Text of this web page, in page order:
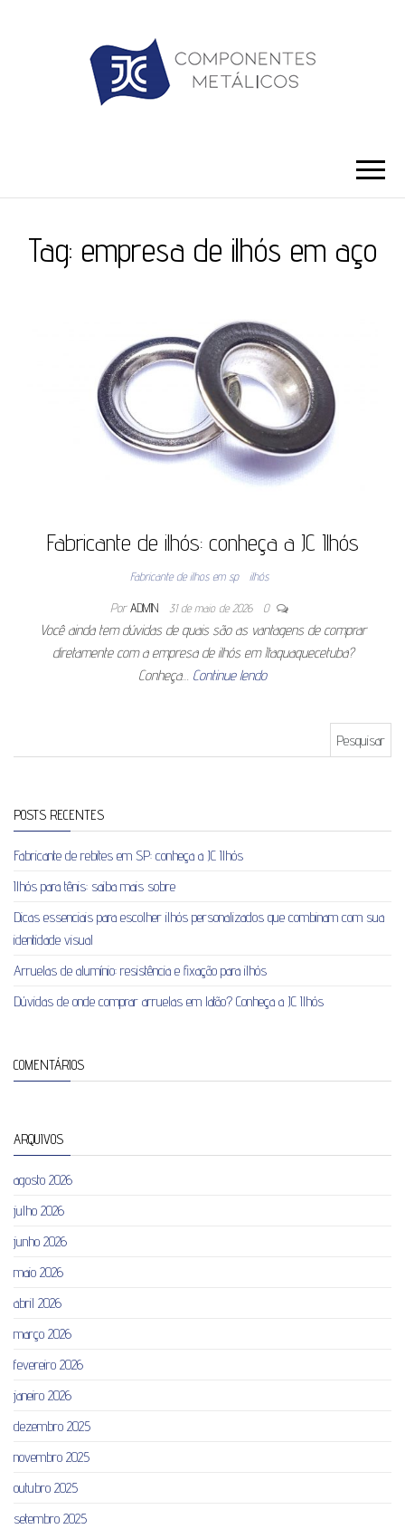
Tag: empresa de ilhós em aço
Fabricante de ilhós: conheça a JC Ilhós
Fabricante de ilhos em sp ilhós
Por ADMIN 31 de maio de 2026 0
Você ainda tem dúvidas de quais são as vantagens de comprar
diretamente com a empresa de ilhós em Itaquaquecetuba?
Conheça… Continue lendo
POSTS RECENTES
Fabricante de rebites em SP: conheça a JC Ilhós
Ilhós para tênis: saiba mais sobre
Dicas essenciais para escolher ilhós personalizados que combinam com sua
identidade visual
Arruelas de alumínio: resistência e fixação para ilhós
Dúvidas de onde comprar arruelas em latão? Conheça a JC Ilhós
COMENTÁRIOS
ARQUIVOS
agosto 2026
julho 2026
junho 2026
maio 2026
abril 2026
março 2026
fevereiro 2026
janeiro 2026
dezembro 2025
novembro 2025
outubro 2025
setembro 2025